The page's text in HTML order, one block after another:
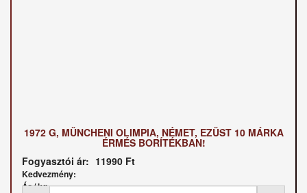
1972 G, MÜNCHENI OLIMPIA, NÉMET, EZÜST 10 MÁRKA
ÉRMÉS BORÍTÉKBAN!
Fogyasztói ár: 11990 Ft
Kedvezmény:
Ár / kg: